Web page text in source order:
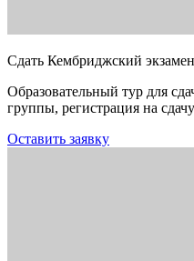
Сдать Кембриджский
Образовательный тур для
группы, регистрация на
Оставить заявку